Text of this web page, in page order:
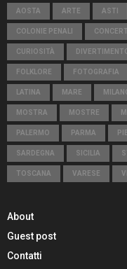
AOSTA ARTE ASTI
COLONIE PENALI CONCERTI
CURIOSITÀ
FOLKLORE FOTOGRAFIA
LATINA MARE
MOSTRA MOSTRE
PALERMO PARMA
SARDEGNA SICILIA
TOSCANA VARESE
About
Guest post
Contatti